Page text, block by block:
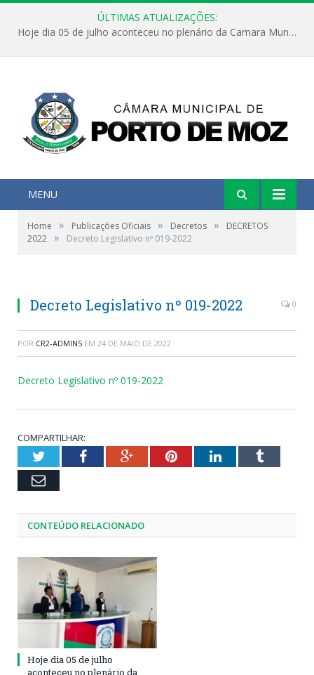
ÚLTIMAS ATUALIZAÇÕES:
Hoje dia 05 de julho aconteceu no plenário da Camara Municipal de Porto de Moz a Sessão Solene de Abertura dos Trabalhos Legislativos 2º Período da 23ª Legislatura
MENU
Home » Publicações Oficiais » Decretos »
DECRETOS
2022 » Decreto Legislativo nº 019-2022
Decreto Legislativo nº 019-2022 0
POR CR2-ADMIN5 EM 24 DE MAIO DE 2022
Decreto Legislativo nº 019-2022
COMPARTILHAR:
TwitterFacebookGoogle+PinterestLinkedInTumblr
Email
CONTEÚDO RELACIONADO
Hoje dia 05 de julho
aconteceu no plenário da